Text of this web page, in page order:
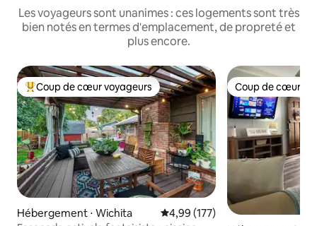
Les voyageurs sont unanimes : ces logements sont très
bien notés en termes d'emplacement, de propreté et
plus encore.
Coups de cœur voyageurs les plus appréciés
Coup de cœur voyageurs
Hébergement ⋅ Wichita Évaluation moyenne sur la
4,99 (177)
Coup de cœur
Coup de cœur